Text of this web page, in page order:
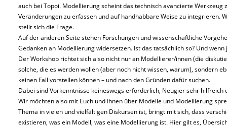
auch bei Topoi. Modellierung scheint das technisch avancierte Werkzeug
Veränderungen zu erfassen und auf handhabbare Weise zu integrieren.
stellt sich die Frage.
Auf der anderen Seite stehen Forschungen und wissenschaftliche
Gedanken an Modellierung widersetzen. Ist das tatsächlich so? Und wenn
Der Workshop richtet sich also nicht nur an Modellierer/innen (die
solche, die es werden wollen (aber noch nicht wissen, warum), sondern
keinen Fall vorstellen können – und nach den Gründen dafür suchen.
Dabei sind Vorkenntnisse keineswegs erforderlich, Neugier sehr hilfreich
Wir möchten also mit Euch und Ihnen über Modelle und Modellierung
Thema in vielen und vielfältigen Diskursen ist, bringt mit sich, dass
existieren, was ein Modell, was eine Modellierung ist. Hier gilt es,